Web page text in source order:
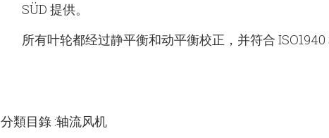
SÜD 提供。
所有叶轮都经过静平衡和动平衡校正，并符合 ISO1940
分類目錄 :轴流风机